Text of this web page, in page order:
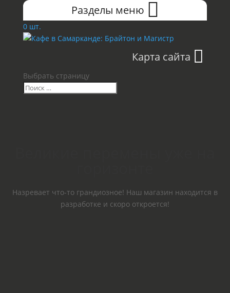
Разделы меню
0 шт.
Карта сайта
Выбрать страницу
Назревает что-то грандиозное! Наш магазин находится в
разработке и скоро откроется!